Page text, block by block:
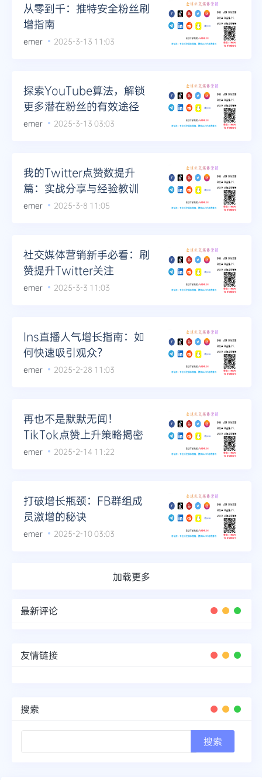
从零到千：推特安全粉丝刷
增指南
emer 2025-3-13 11:03
探索YouTube算法，解锁
更多潜在粉丝的有效途径
emer 2025-3-13 03:03
我的Twitter点赞数提升
篇：实战分享与经验教训
emer 2025-3-8 11:05
社交媒体营销新手必看：刷
赞提升Twitter关注
emer 2025-3-3 11:03
Ins直播人气增长指南：如
何快速吸引观众？
emer 2025-2-28 11:03
再也不是默默无闻！
TikTok点赞上升策略揭密
emer 2025-2-14 11:22
打破增长瓶颈：FB群组成
员激增的秘诀
emer 2025-2-10 03:03
加载更多
最新评论
友情链接
搜索